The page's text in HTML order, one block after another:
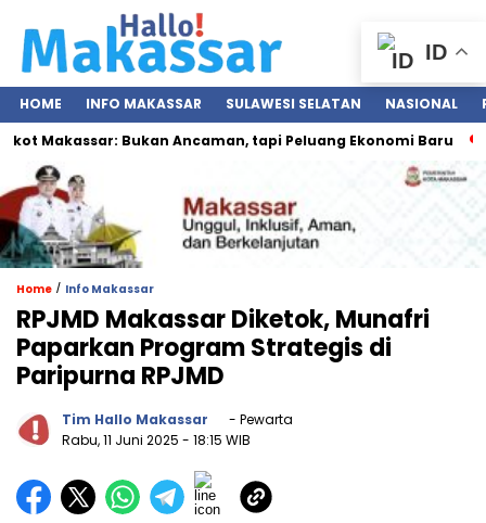
HOME INFO MAKASSAR SULAWESI SELATAN NASIONAL
Makassar: Bukan Ancaman, tapi Peluang Ekonomi Baru
Home / Info Makassar
RPJMD Makassar Diketok, Munafri
Paparkan Program Strategis di
Paripurna RPJMD
Tim Hallo Makassar
- Pewarta
Rabu, 11 Juni 2025 - 18:15 WIB
ID